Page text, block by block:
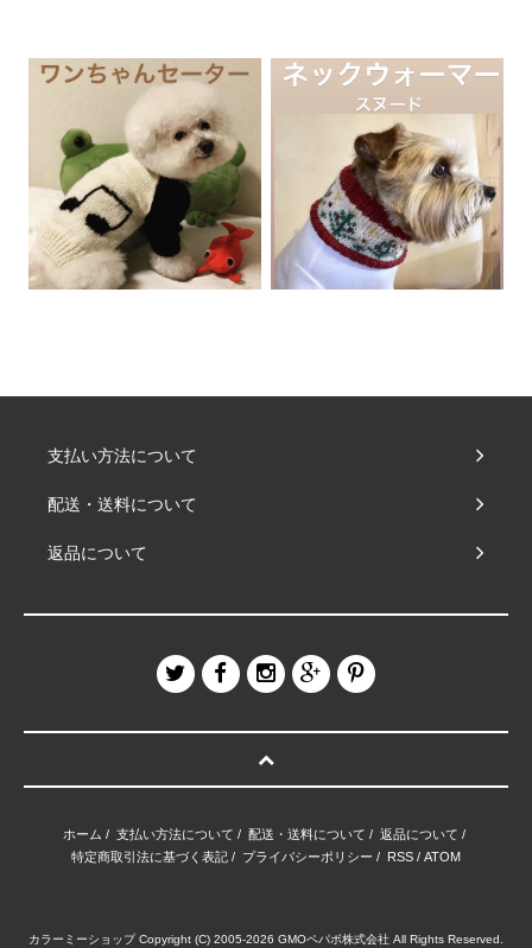
支払い方法について
配送・送料について
返品について
ホーム / 支払い方法について / 配送・送料について / 返品について /
特定商取引法に基づく表記 / プライバシーポリシー / RSS / ATOM
カラーミーショップ Copyright (C) 2005-2026 GMOペパボ株式会社 All Rights Reserved.